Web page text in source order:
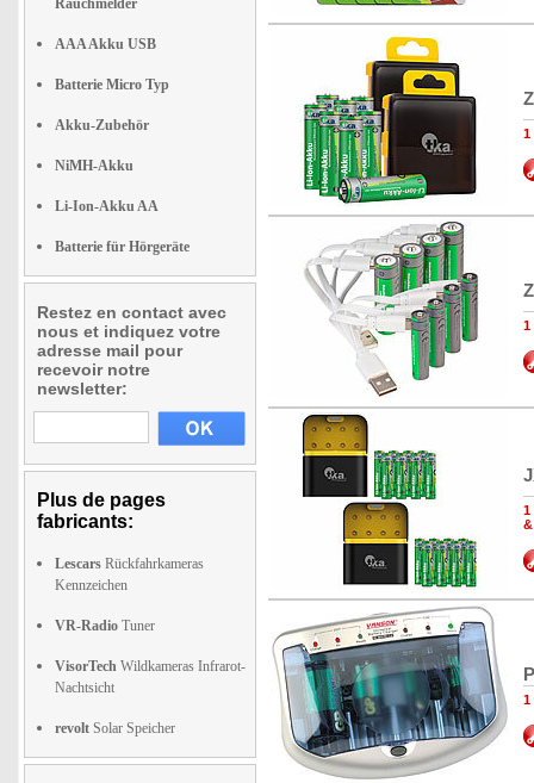
Rauchmelder
AAA Akku USB
Batterie Micro Typ
Akku-Zubehör
NiMH-Akku
Li-Ion-Akku AA
Batterie für Hörgeräte
Restez en contact avec
nous et indiquez votre
adresse mail pour
recevoir notre
newsletter:
Plus de pages
fabricants:
Lescars Rückfahrkameras
Kennzeichen
VR-Radio Tuner
VisorTech Wildkameras Infrarot-
Nachtsicht
revolt Solar Speicher
1
1
1
1